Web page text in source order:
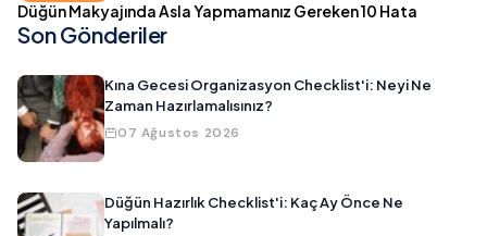
Düğün Makyajında Asla Yapmamanız Gereken 10 Hata
Son Gönderiler
Kına Gecesi Organizasyon Checklist'i: Neyi Ne
Zaman Hazırlamalısınız?
07 Ağustos 2026
Düğün Hazırlık Checklist'i: Kaç Ay Önce Ne
Yapılmalı?